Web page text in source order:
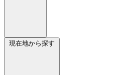
現在地から探す